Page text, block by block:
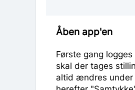
Åben app'en
Første gang
skal der tages
altid ændres under